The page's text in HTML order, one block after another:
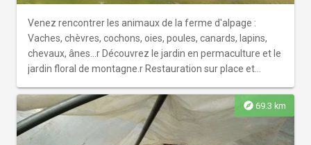
Venez rencontrer les animaux de la ferme d'alpage :
Vaches, chèvres, cochons, oies, poules, canards, lapins,
chevaux, ânes...r Découvrez le jardin en permaculture et le
jardin floral de montagne.r Restauration sur place et
explore 69.3 km